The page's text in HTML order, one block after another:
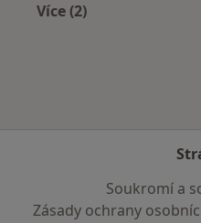
Více (2)
Soukromí a
Zásady ochrany